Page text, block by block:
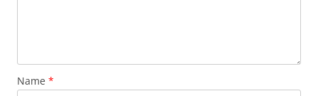
Name *